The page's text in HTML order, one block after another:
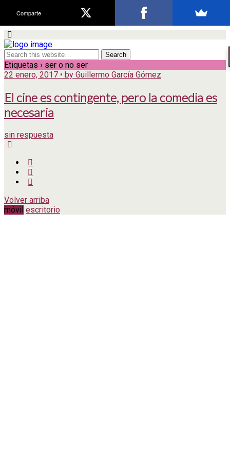
Etiquetas › ser o no ser
22 enero, 2017 • by Guillermo García Gómez
El cine es contingente, pero la comedia es
necesaria
sin respuesta
Volver arriba
móvil escritorio
Comparte